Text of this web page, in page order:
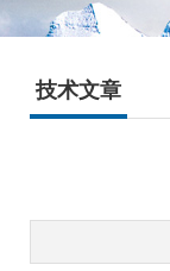
技术文章